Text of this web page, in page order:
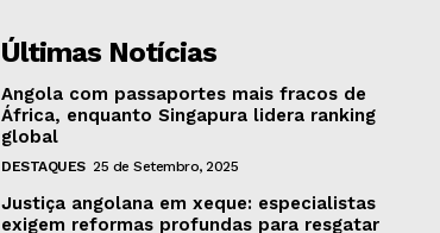
Últimas Notícias
Angola com passaportes mais fracos de
África, enquanto Singapura lidera ranking
global
DESTAQUES 25 de Setembro, 2025
Justiça angolana em xeque: especialistas
exigem reformas profundas para resgatar